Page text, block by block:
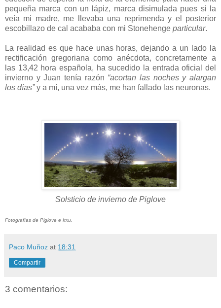
pequeña marca con un lápiz, marca disimulada pues si la
veía mi madre, me llevaba una reprimenda y el posterior
escobillazo de cal acababa con mi Stonehenge particular.
La realidad es que hace unas horas, dejando a un lado la
rectificación gregoriana como anécdota, concretamente a
las 13,42 hora española, ha sucedido la entrada oficial del
invierno y Juan tenía razón “acortan las noches y alargan
los días”y a mí, una vez más, me han fallado las neuronas.
Solsticio de invierno de Piglove
Fotografías de Piglove e Itxu.
Paco Muñoz at 18:31
Compartir
3 comentarios: